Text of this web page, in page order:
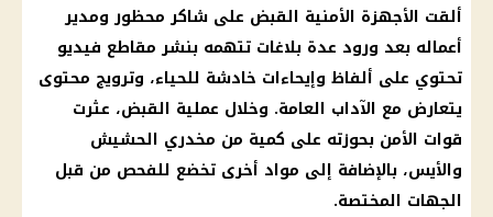
ألقت الأجهزة الأمنية القبض على شاكر محظور ومدير
أعماله بعد ورود عدة بلاغات تتهمه بنشر مقاطع فيديو
تحتوي على ألفاظ وإيحاءات خادشة للحياء، وترويج محتوى
يتعارض مع الآداب العامة. وخلال عملية القبض، عثرت
قوات الأمن بحوزته على كمية من مخدري الحشيش
والأيس، بالإضافة إلى مواد أخرى تخضع للفحص من قبل
الجهات المختصة.